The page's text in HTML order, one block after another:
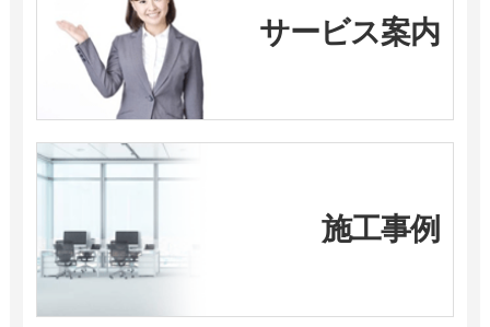
サービス案内
施工事例